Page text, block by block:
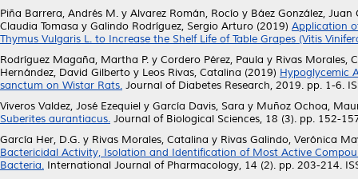
Piña Barrera, Andrés M. y Alvarez Román, Rocío y Báez González, Juan
Claudia Tomasa y Galindo Rodríguez, Sergio Arturo (2019) Application
Thymus Vulgaris L. to Increase the Shelf Life of Table Grapes (Vitis
Rodríguez Magaña, Martha P. y Cordero Pérez, Paula y Rivas Morales,
Hernández, David Gilberto y Leos Rivas, Catalina (2019) Hypoglycemic
sanctum on Wistar Rats. Journal of Diabetes Research, 2019. pp. 1-6.
Viveros Valdez, José Ezequiel y García Davis, Sara y Muñoz Ochoa,
Suberites aurantiacus. Journal of Biological Sciences, 18 (3). pp. 152-
García Her, D.G. y Rivas Morales, Catalina y Rivas Galindo, Verónica
Bactericidal Activity, Isolation and Identification of Most Active
Bacteria. International Journal of Pharmacology, 14 (2). pp. 203-214.